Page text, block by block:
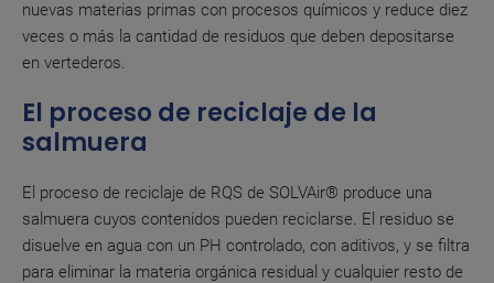
nuevas materias primas con procesos químicos y reduce diez
veces o más la cantidad de residuos que deben depositarse
en vertederos.
El proceso de reciclaje de la
salmuera
El proceso de reciclaje de RQS de SOLVAir® produce una
salmuera cuyos contenidos pueden reciclarse. El residuo se
disuelve en agua con un PH controlado, con aditivos, y se filtra
para eliminar la materia orgánica residual y cualquier resto de